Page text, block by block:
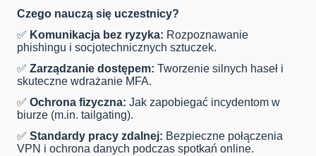
Czego nauczą się uczestnicy?
✅ Komunikacja bez ryzyka: Rozpoznawanie
phishingu i socjotechnicznych sztuczek.
✅ Zarządzanie dostępem: Tworzenie silnych haseł i
skuteczne wdrażanie MFA.
✅ Ochrona fizyczna: Jak zapobiegać incydentom w
biurze (m.in. tailgating).
✅ Standardy pracy zdalnej: Bezpieczne połączenia
VPN i ochrona danych podczas spotkań online.